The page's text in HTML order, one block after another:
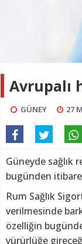
Avrupalı
GÜNEY 27
Güneyde sağlık
bugünden
Rum Sağlık
verilmesinde
özelliğin
yürürlüğe